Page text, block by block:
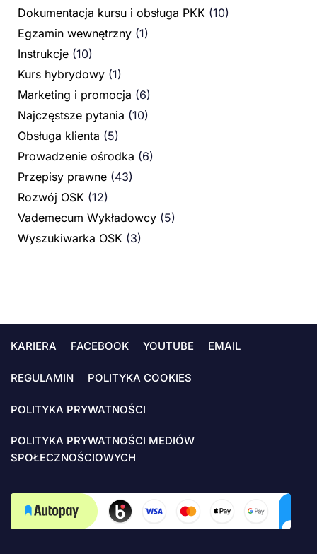
Dokumentacja kursu i obsługa PKK (10)
Egzamin wewnętrzny (1)
Instrukcje (10)
Kurs hybrydowy (1)
Marketing i promocja (6)
Najczęstsze pytania (10)
Obsługa klienta (5)
Prowadzenie ośrodka (6)
Przepisy prawne (43)
Rozwój OSK (12)
Vademecum Wykładowcy (5)
Wyszukiwarka OSK (3)
KARIERA FACEBOOK YOUTUBE EMAIL
REGULAMIN POLITYKA COOKIES
POLITYKA PRYWATNOŚCI
POLITYKA PRYWATNOŚCI MEDIÓW
SPOŁECZNOŚCIOWYCH